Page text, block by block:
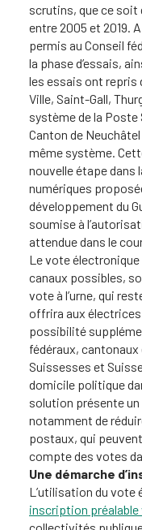
scrutins, que ce
entre 2005 et 2019.
permis au Conseil
la phase d’essais,
les essais ont repris
Ville, Saint-Gall,
système de la Poste
Canton de
même système.
nouvelle étape
numériques
développement du
soumise à
attendue dans le
Le vote
canaux possibles,
vote à l’urne, qui
offrira aux
possibilité
fédéraux,
Suissesses et
domicile politique
solution présente
notamment de
postaux, qui
compte des votes
Une démarche
L’utilisation du vote
inscription préalable
collectivités